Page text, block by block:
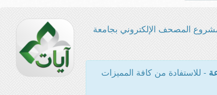
المصحف الإلكتروني بجامعة
- للاستفادة من كافة المميزات